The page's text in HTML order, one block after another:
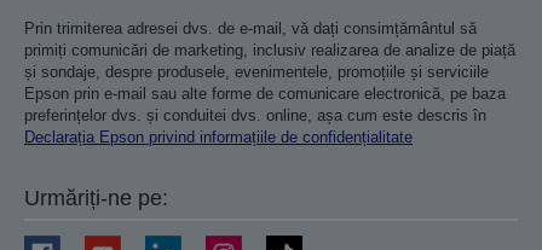
Prin trimiterea adresei dvs. de e-mail, vă dați consimțământul să
primiți comunicări de marketing, inclusiv realizarea de analize de piață
și sondaje, despre produsele, evenimentele, promoțiile și serviciile
Epson prin e-mail sau alte forme de comunicare electronică, pe baza
preferințelor dvs. și conduitei dvs. online, așa cum este descris în
Declarația Epson privind informațiile de confidențialitate
Urmăriți-ne pe: